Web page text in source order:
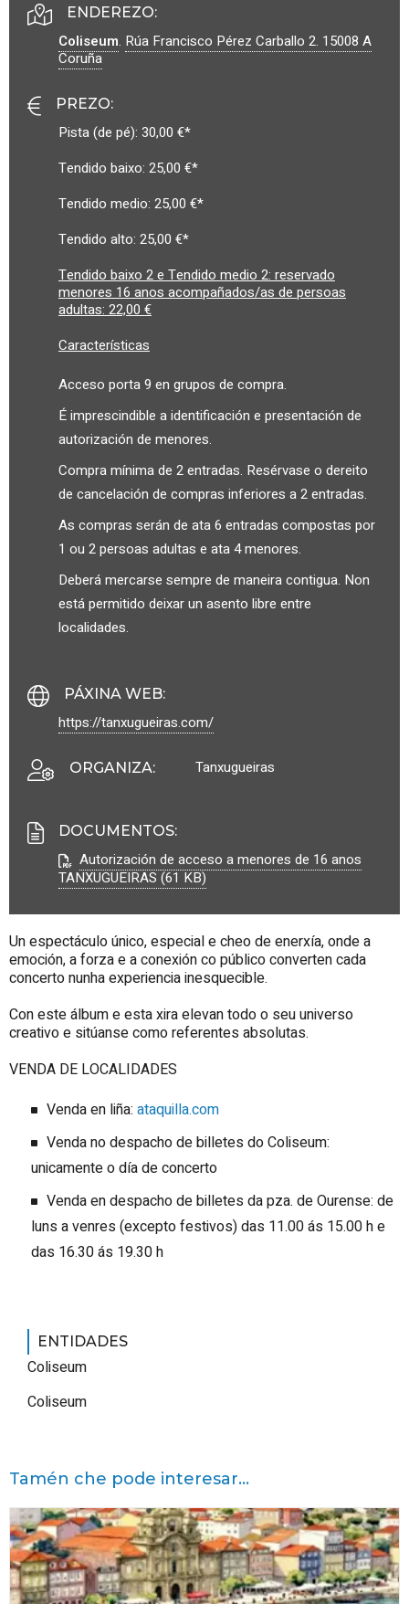
ENDEREZO:
Coliseum. Rúa Francisco Pérez Carballo 2. 15008 A
Coruña
PREZO:
Pista (de pé): 30,00 €*
Tendido baixo: 25,00 €*
Tendido medio: 25,00 €*
Tendido alto: 25,00 €*
Tendido baixo 2 e Tendido medio 2: reservado
menores 16 anos acompañados/as de persoas
adultas: 22,00 €
Características
Acceso porta 9 en grupos de compra.
É imprescindible a identificación e presentación de
autorización de menores.
Compra mínima de 2 entradas. Resérvase o dereito
de cancelación de compras inferiores a 2 entradas.
As compras serán de ata 6 entradas compostas por
1 ou 2 persoas adultas e ata 4 menores.
Deberá mercarse sempre de maneira contigua. Non
está permitido deixar un asento libre entre
localidades.
PÁXINA WEB:
https://tanxugueiras.com/
ORGANIZA: Tanxugueiras
DOCUMENTOS:
Autorización de acceso a menores de 16 anos
TANXUGUEIRAS (61 KB)
Un espectáculo único, especial e cheo de enerxía, onde a
emoción, a forza e a conexión co público converten cada
concerto nunha experiencia inesquecible.
Con este álbum e esta xira elevan todo o seu universo
creativo e sitúanse como referentes absolutas.
VENDA DE LOCALIDADES
Venda en liña: ataquilla.com
Venda no despacho de billetes do Coliseum:
unicamente o día de concerto
Venda en despacho de billetes da pza. de Ourense: de
luns a venres (excepto festivos) das 11.00 ás 15.00 h e
das 16.30 ás 19.30 h
ENTIDADES
Coliseum
Coliseum
Tamén che pode interesar...